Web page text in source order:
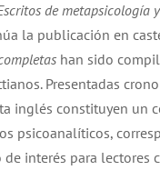
de metapsicología
la publicación en
han sido
Presentadas
inglés constituyen un
psicoanalíticos,
interés para